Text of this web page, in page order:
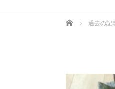
ホーム 過去の記